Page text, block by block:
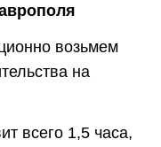
возьмем
на
всего 1,5 часа,